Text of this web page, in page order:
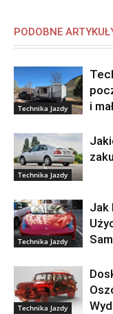
PODOBNE
Technika Jazdy
i
Technika Jazdy
Technika Jazdy
Jak
Technika Jazdy